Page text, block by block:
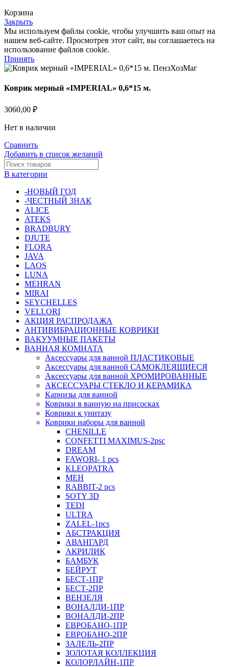
Корзина
Закрыть
Мы используем файлы cookie, чтобы улучшить ваш опыт на
нашем веб-сайте. Просмотрев этот сайт, вы соглашаетесь на
использование файлов cookie.
Принять
Коврик мерный «IMPERIAL» 0,6*15 м.
3060,00 ₽
Нет в наличии
Сравнить
Добавить в список желаний
В категории
-НОВЫЙ ГОД
-ЧЕСТНЫЙ ЗНАК
ALICE
ATEKS
BRADBURY
DJUTE
FLORA
JAVA
LAOS
LUNA
MEHRAN
MIRAI
SEYCHELLES
VELLORI
АКЦИЯ РАСПРОДАЖА
АНТИВИБРАЦИОННЫЕ КОВРИКИ
ВАКУУМНЫЕ ПАКЕТЫ
ВАННАЯ КОМНАТА
Аксессуары для ванной ПЛАСТИКОВЫЕ
Аксессуары для ванной САМОКЛЕЯЩИЕСЯ
Аксессуары для ванной ХРОМИРОВАННЫЕ
АКСЕССУАРЫ СТЕКЛО И КЕРАМИКА
Карнизы для ванной
Коврики в ванную на присосках
Коврики к унитазу
Коврики наборы для ванной
CHENILLE
CONFETTI MAXIMUS-2psc
DREAM
FAWORI- 1 pcs
KLEOPATRA
MEH
RABBIT-2 pcs
SOTY 3D
TEDI
ULTRA
ZALEL-1pcs
АБСТРАКЦИЯ
АВАНГАРД
АКРИЛИК
БАМБУК
БЕЙРУТ
БЕСТ-1ПР
БЕСТ-2ПР
ВЕНЗЕЛЯ
ВОНАЛДИ-1ПР
ВОНАЛДИ-2ПР
ЕВРОБАНО-1ПР
ЕВРОБАНО-2ПР
ЗАЛЕЛЬ-2ПР
ЗОЛОТАЯ КОЛЛЕКЦИЯ
КОЛОРЛАЙН-1ПР